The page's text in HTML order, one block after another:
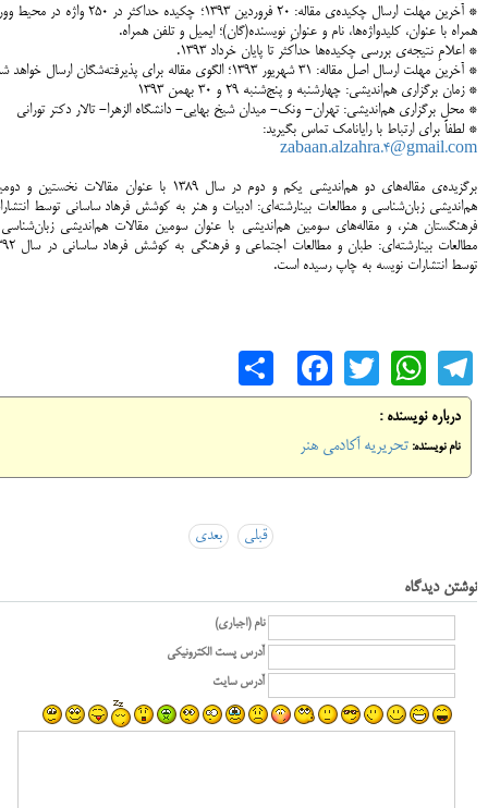
* آخرين مهلت ارسال چکيده‌ي مقاله: 20 فروردین 1393؛ چکیده حداکثر در 250 واژه
همراه با عنوان، کلیدواژه‌ها، نام و عنوانِ نویسنده(گان)؛ ایمیل و تلفن همراه.
* اعلامِ نتیجه‌ی بررسی چکیده‌ها حداکثر تا پایان خرداد 1393.
* آخرين مهلت ارسال اصل مقاله: 31 شهریور 1393؛ الگوی مقاله برای پذیرفته‌شگان ارسال خواهد شد.
* زمان برگزاری هم‌اندیشی: چهارشنبه و پنج‌شنبه 29 و 30 بهمن 1393
* محل برگزاری هم‌اندیشی: تهران- ونک- میدان شیخ بهایی- دانشگاه الزهرا- تالار دکتر تورانی
* لطفاً برای ارتباط با رایانامک تماس بگیرید:
zabaan.alzahra.4@gmail.com
برگزیده‌ی مقاله‌های دو هم‌اندیشی یکم و دوم در سال 1389 با عنوان مقالات نخستین
هم‌اندیشی زبان‌شناسی و مطالعات بینارشته‌ای: ادبیات و هنر به کوشش فرهاد ساسانی توسط
فرهنگستان هنر، و مقاله‌های سومین هم‌اندیشی با عنوان سومین مقالات هم‌اندیشی
مطالعات بینارشته‌ای: طبان و مطالعات
توسط انتشارات نویسه به چاپ رسیده است.
Telegram
WhatsApp
Twitter
Facebook
درباره نویسنده :
نام نویسنده: تحریریه آکادمی هنر
قبلی بعدی
نوشتن دیدگاه
نام (اجباری)
آدرس پست الکترونیکی
آدرس سایت